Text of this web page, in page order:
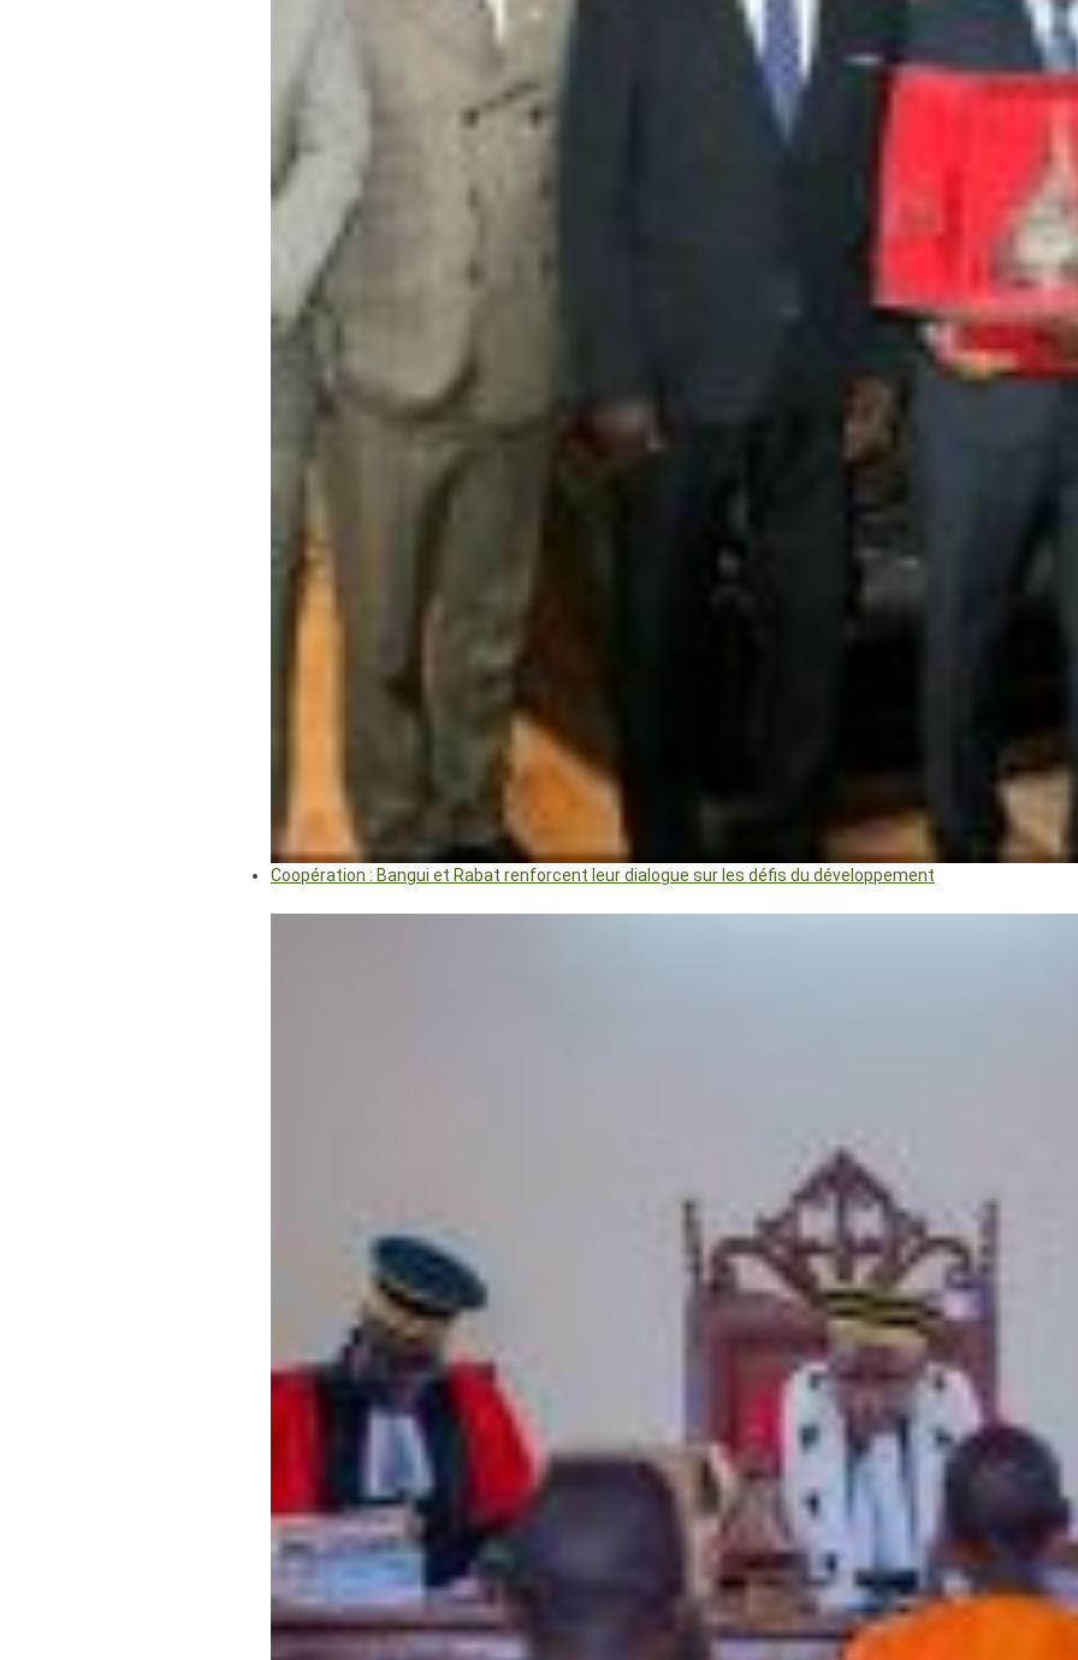
Coopération : Bangui et Rabat renforcent leur dialogue sur les défis du développement